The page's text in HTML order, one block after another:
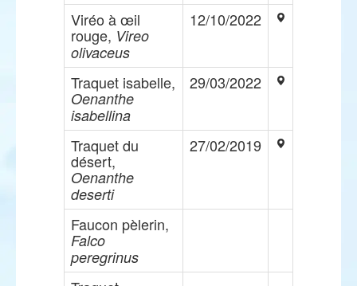
Viréo à œil
rouge, Vireo
olivaceus
12/10/2022
Traquet isabelle,
Oenanthe
isabellina
29/03/2022
Traquet du
désert,
Oenanthe
deserti
27/02/2019
Faucon pèlerin,
Falco
peregrinus